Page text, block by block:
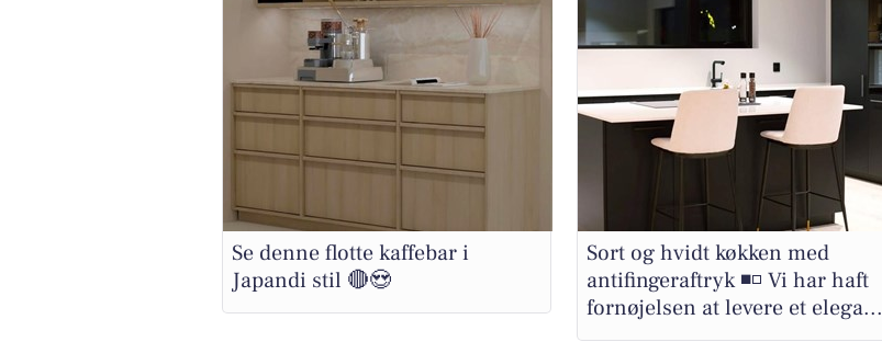
Se denne flotte kaffebar i
Japandi stil 🔴😍
Sort og hvidt køkken med
antifingeraftryk ◾️◽️ Vi har haft
fornøjelsen at levere et elega...